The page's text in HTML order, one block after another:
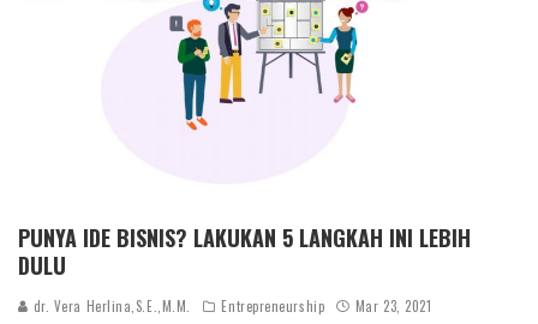
PUNYA IDE BISNIS? LAKUKAN 5 LANGKAH INI LEBIH
DULU
dr. Vera Herlina,S.E.,M.M. Entrepreneurship Mar 23, 2021